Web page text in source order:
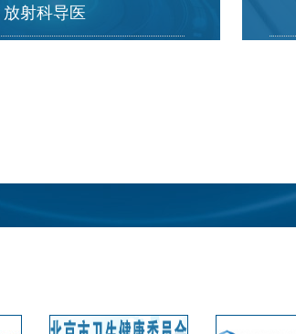
放射科导医